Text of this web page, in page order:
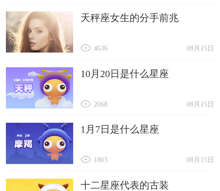
天秤座女生的分手前兆
08月15日
4636
10月20日是什么星座
08月15日
2068
1月7日是什么星座
08月15日
1803
十二星座代表的古装